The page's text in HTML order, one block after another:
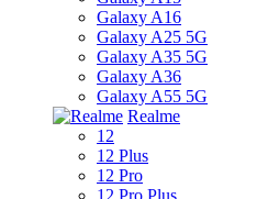
Galaxy A16
Galaxy A25 5G
Galaxy A35 5G
Galaxy A36
Galaxy A55 5G
Realme
12
12 Plus
12 Pro
12 Pro Plus